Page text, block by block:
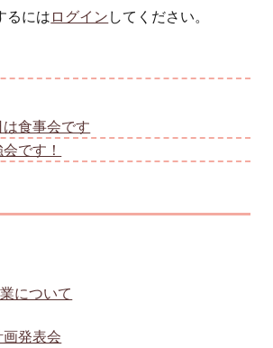
るにはログイン してください。
は食事会です
です！
について
発表会